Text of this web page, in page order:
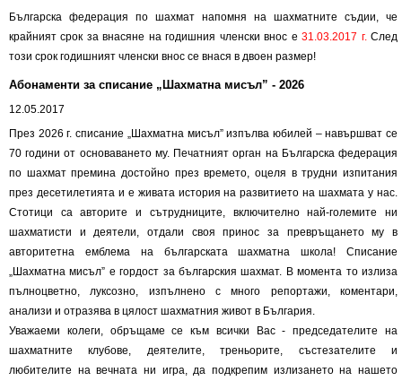
Българска федерация по шахмат напомня на шахматните съдии, че
крайният срок за внасяне на годишния членски внос е31.03.2017 г.След
този срок годишният членски внос се внася в двоен размер!
Абонаменти за списание „Шахматна мисъл” - 2026
12.05.2017
През 2026 г. списание „Шахматна мисъл” изпълва юбилей – навършват се
70 години от основаването му. Печатният орган на Българска федерация
по шахмат премина достойно през времето, оцеля в трудни изпитания
през десетилетията и е живата история на развитието на шахмата у нас.
Стотици са авторите и сътрудниците, включително най-големите ни
шахматисти и деятели, отдали своя принос за превръщането му в
авторитетна емблема на българската шахматна школа! Списание
„Шахматна мисъл” е гордост за българския шахмат. В момента то излиза
пълноцветно, луксозно, изпълнено с много репортажи, коментари,
анализи и отразява в цялост шахматния живот в България.
Уважаеми колеги, обръщаме се към всички Вас - председателите на
шахматните клубове, деятелите, треньорите, състезателите и
любителите на вечната ни игра, да подкрепим излизането на нашето